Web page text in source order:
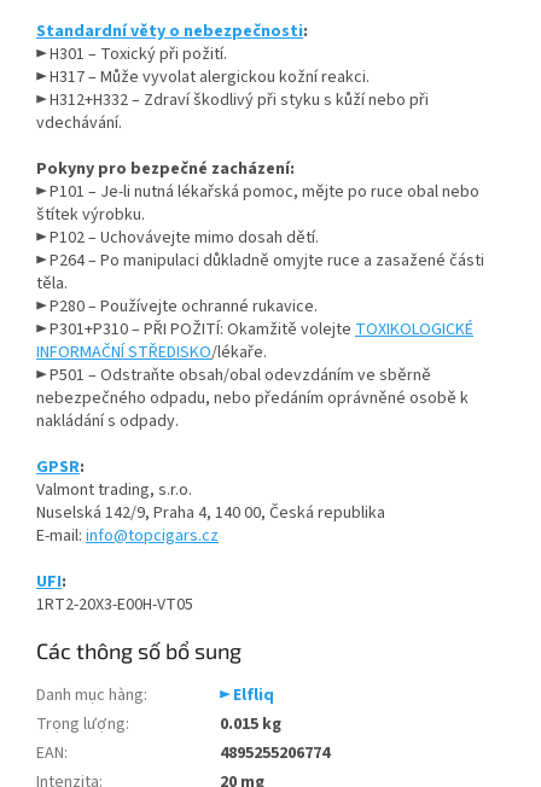
Standardní věty o nebezpečnosti:
► H301 – Toxický při požití.
► H317 – Může vyvolat alergickou kožní reakci.
► H312+H332 – Zdraví škodlivý při styku s kůží nebo při
vdechávání.
Pokyny pro bezpečné zacházení:
► P101 – Je-li nutná lékařská pomoc, mějte po ruce obal nebo
štítek výrobku.
► P102 – Uchovávejte mimo dosah dětí.
► P264 – Po manipulaci důkladně omyjte ruce a zasažené části
těla.
► P280 – Používejte ochranné rukavice.
► P301+P310 – PŘI POŽITÍ: Okamžitě volejte TOXIKOLOGICKÉ
INFORMAČNÍ STŘEDISKO/lékaře.
► P501 – Odstraňte obsah/obal odevzdáním ve sběrně
nebezpečného odpadu, nebo předáním oprávněné osobě k
nakládání s odpady.
GPSR:
Valmont trading, s.r.o.
Nuselská 142/9, Praha 4, 140 00, Česká republika
E-mail: info@topcigars.cz
UFI:
1RT2-20X3-E00H-VT05
Các thông số bổ sung
Danh mục hàng:
► Elfliq
Trọng lượng:
0.015 kg
EAN:
4895255206774